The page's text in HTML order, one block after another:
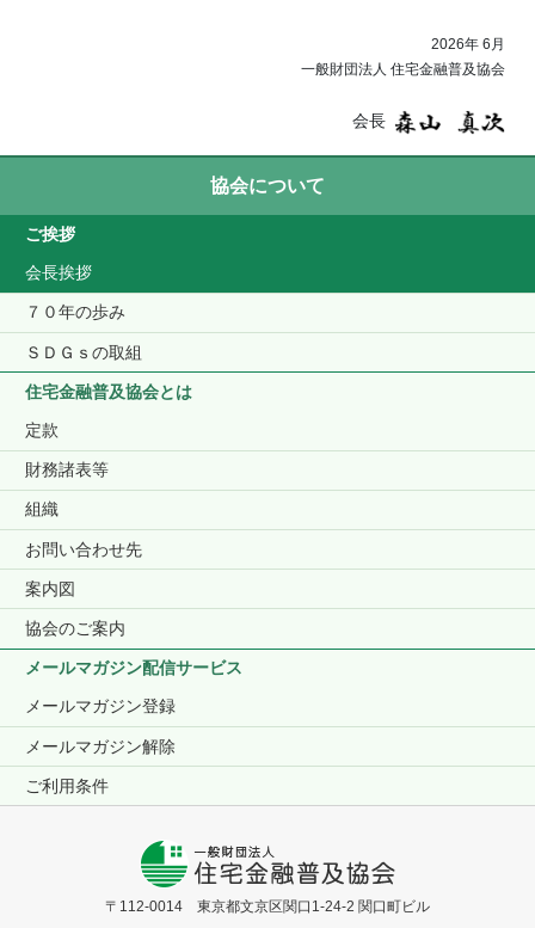
2026年 6月
一般財団法人 住宅金融普及協会
会長
協会について
ご挨拶
会長挨拶
７０年の歩み
ＳＤＧｓの取組
住宅金融普及協会とは
定款
財務諸表等
組織
お問い合わせ先
案内図
協会のご案内
メールマガジン配信サービス
メールマガジン登録
メールマガジン解除
ご利用条件
〒112-0014 東京都文京区関口1-24-2 関口町ビル